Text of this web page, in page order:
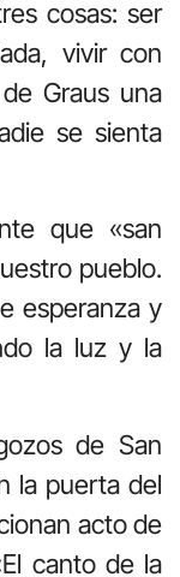
cosas: ser
vivir con
Graus una
se sienta
que «san
pueblo.
esperanza y
la luz y la
de San
la puerta del
acto de
canto de la